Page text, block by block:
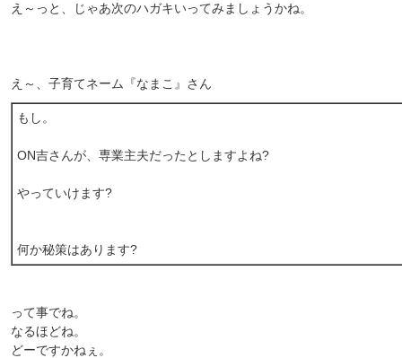
え～っと、じゃあ次のハガキいってみましょうかね。
え～、子育てネーム『なまこ』さん
もし。
ON吉さんが、専業主夫だったとしますよね?
やっていけます?
何か秘策はあります?
って事でね。
なるほどね。
どーですかねぇ。